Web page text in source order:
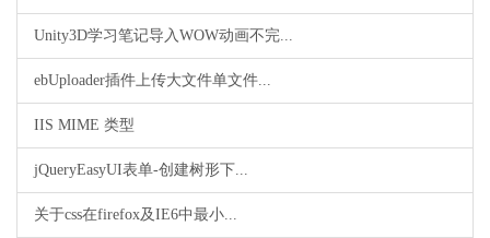
Unity3D学习笔记导入WOW动画不完...
ebUploader插件上传大文件单文件...
IIS MIME 类型
jQueryEasyUI表单-创建树形下...
关于css在firefox及IE6中最小...